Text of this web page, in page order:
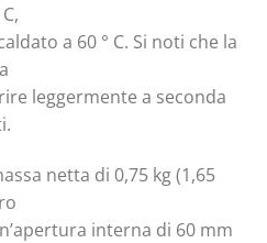
a 60 ° C. Si noti che la
leggermente a seconda
netta di 0,75 kg (1,65
interna di 60 mm